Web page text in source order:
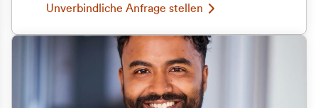
Unverbindliche Anfrage stellen